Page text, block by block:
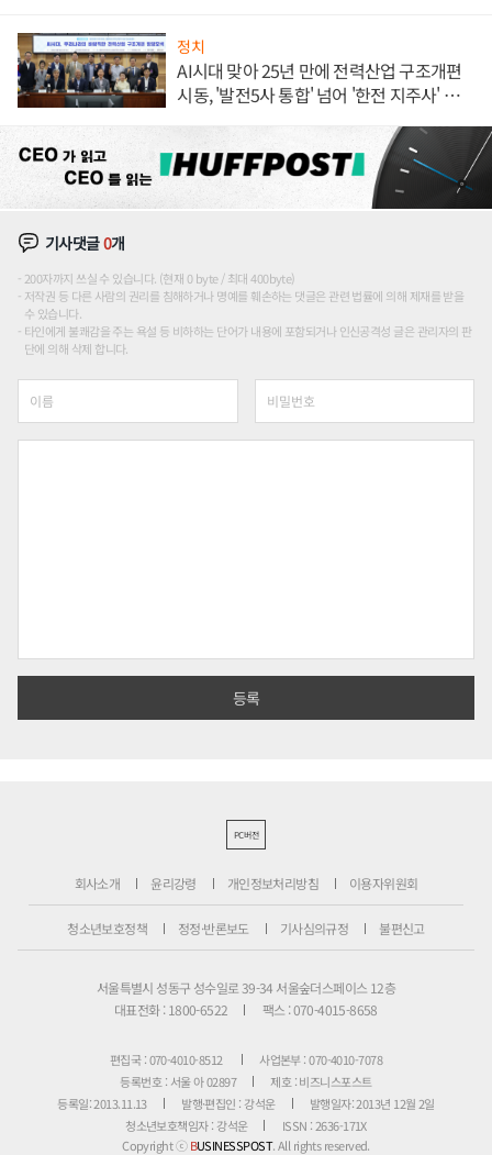
정치
AI시대 맞아 25년 만에 전력산업 구조개편
시동, '발전5사 통합' 넘어 '한전 지주사' 재편
기사댓글0개
200자까지 쓰실 수 있습니다. (현재 0 byte / 최대 400byte)
저작권 등 다른 사람의 권리를 침해하거나 명예를 훼손하는 댓글은 관련 법률에 의해 제재를 받을
수 있습니다.
타인에게 불쾌감을 주는 욕설 등 비하하는 단어가 내용에 포함되거나 인신공격성 글은 관리자의 판
단에 의해 삭제 합니다.
PC버전
회사소개 윤리강령 개인정보처리방침 이용자위원회
청소년보호정책 정정·반론보도 기사심의규정 불편신고
서울특별시 성동구 성수일로 39-34 서울숲더스페이스 12층
대표전화 : 1800-6522
팩스 : 070-4015-8658
편집국 : 070-4010-8512
사업본부 : 070-4010-7078
등록번호 : 서울 아 02897
제호 : 비즈니스포스트
등록일: 2013.11.13
발행·편집인 : 강석운
발행일자: 2013년 12월 2일
청소년보호책임자 : 강석운
ISSN : 2636-171X
Copyright ⓒBUSINESSPOST. All rights reserved.